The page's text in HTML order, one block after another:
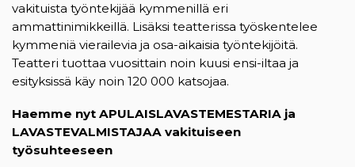
vakituista työntekijää kymmenillä eri
ammattinimikkeillä. Lisäksi teatterissa työskentelee
kymmeniä vierailevia ja osa-aikaisia työntekijöitä.
Teatteri tuottaa vuosittain noin kuusi ensi-iltaa ja
esityksissä käy noin 120 000 katsojaa.
Haemme nyt APULAISLAVASTEMESTARIA ja
LAVASTEVALMISTAJAA vakituiseen
työsuhteeseen